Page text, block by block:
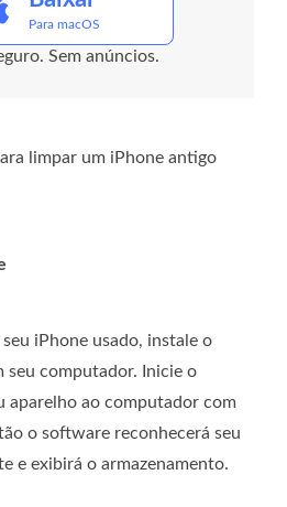
Para macOS
Sem anúncios.
limpar um iPhone antigo
iPhone usado, instale o
seu computador. Inicie o
aparelho ao computador com
o software reconhecerá seu
e exibirá o armazenamento.